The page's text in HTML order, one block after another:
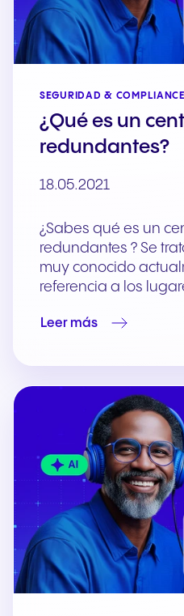
SEGURIDAD & COMPLIANCE
¿Qué es un
redundantes?
18.05.2021
¿Sabes qué es un
redundantes ? Se
muy conocido
referencia a los
Leer más